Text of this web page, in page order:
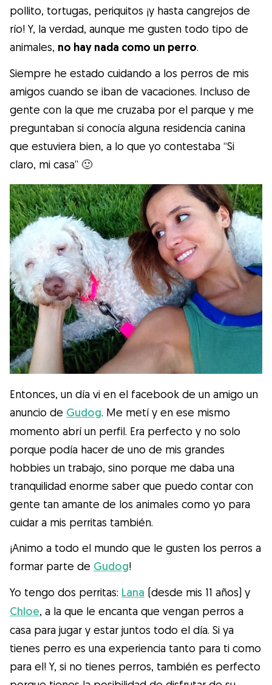
pollito, tortugas, periquitos ¡y hasta cangrejos de
río! Y, la verdad, aunque me gusten todo tipo de
animales, no hay nada como un perro.
Siempre he estado cuidando a los perros de mis
amigos cuando se iban de vacaciones. Incluso de
gente con la que me cruzaba por el parque y me
preguntaban si conocía alguna residencia canina
que estuviera bien, a lo que yo contestaba “Si
claro, mi casa” 🙂
Entonces, un día vi en el facebook de un amigo un
anuncio de Gudog. Me metí y en ese mismo
momento abrí un perfil. Era perfecto y no solo
porque podía hacer de uno de mis grandes
hobbies un trabajo, sino porque me daba una
tranquilidad enorme saber que puedo contar con
gente tan amante de los animales como yo para
cuidar a mis perritas también.
¡Animo a todo el mundo que le gusten los perros a
formar parte de Gudog!
Yo tengo dos perritas: Lana (desde mis 11 años) y
Chloe, a la que le encanta que vengan perros a
casa para jugar y estar juntos todo el día. Si ya
tienes perro es una experiencia tanto para ti como
para el! Y, si no tienes perros, también es perfecto